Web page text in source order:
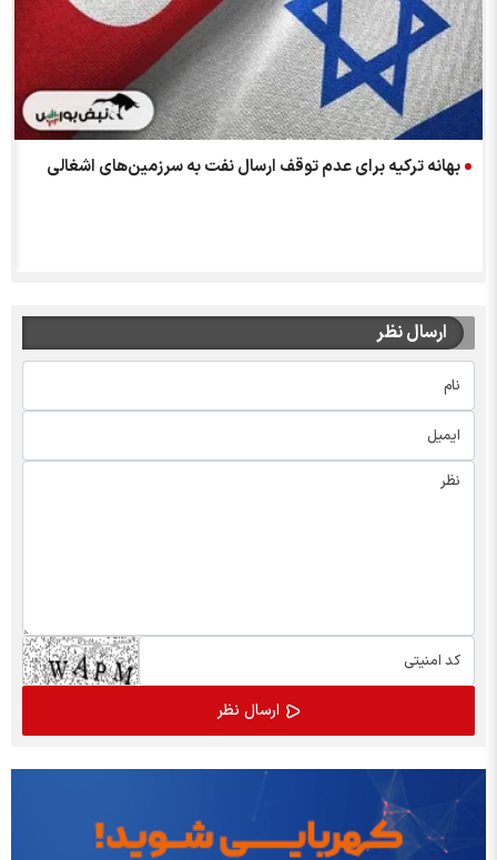
بهانه ترکیه برای عدم توقف ارسال نفت به سرزمین‌های اشغالی
ارسال نظر